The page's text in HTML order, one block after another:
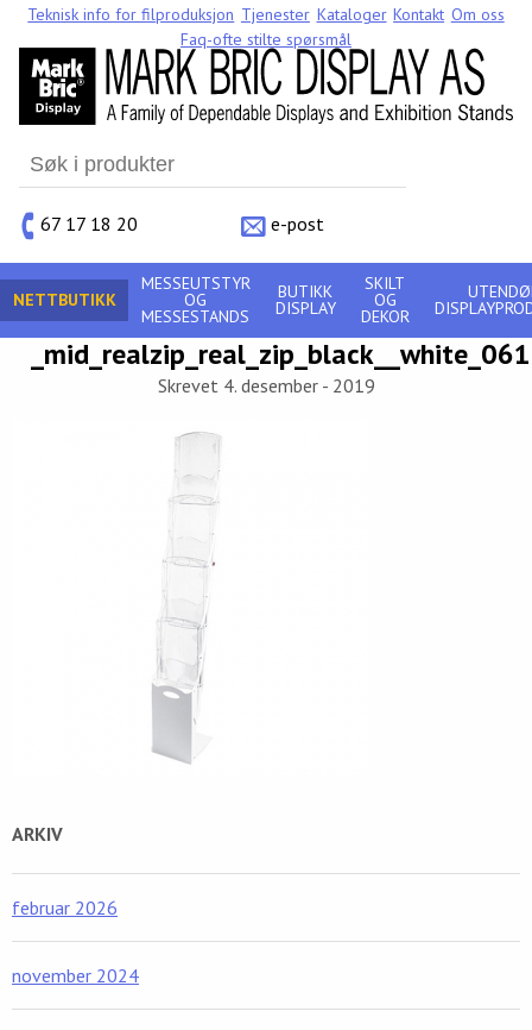
Search
for:
67 17 18 20
e-post
Teknisk info for filproduksjon Tjenester Kataloger Kontakt Om oss
Faq-ofte stilte spørsmål
NETTBUTIKK
MESSEUTSTYR
OG
MESSESTANDS
BUTIKK
DISPLAY
SKILT
OG
DEKOR
Skrevet 4. desember - 2019
ARKIV
februar 2026
november 2024